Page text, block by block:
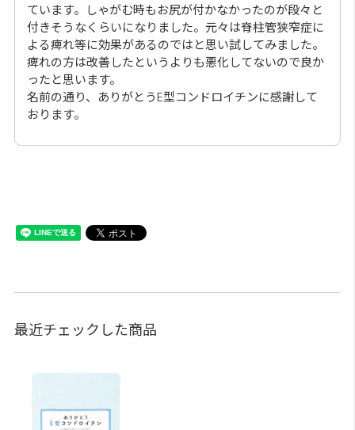
ています。しゃがむ時もお尻が付かなかったのが段々と
付きそうなくらいになりました。元々は脊柱管狭窄症に
よる痺れ等に効果があるのではと思い試してみました。
痺れの方は改善したというよりも悪化してないので良か
ったと思います。
名前の通り、ありがとうE型コンドロイチンに感謝して
おります。
最近チェックした商品